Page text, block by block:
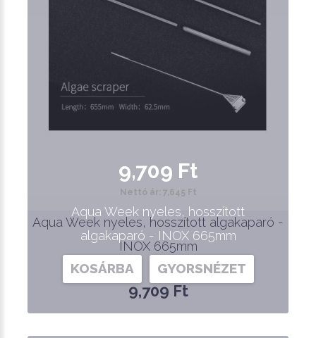
Aqua Week nyeles, hosszított algakaparó -
INOX 665mm
9,709 Ft
9,709 Ft
Nettó ár: 7,645 Ft
Aqua Week nyeles, hosszított
algakaparó - INOX 665mm
KOSÁRBA GYORSNÉZET